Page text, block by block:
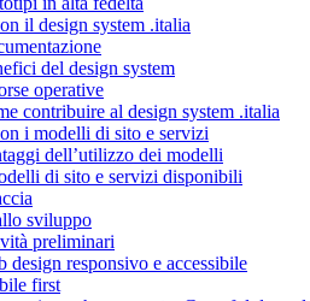
il design system .italia
del design system
operative
contribuire al design system .italia
i modelli di sito e servizi
dell’utilizzo dei modelli
di sito e servizi disponibili
sviluppo
preliminari
design responsivo e accessibile
first